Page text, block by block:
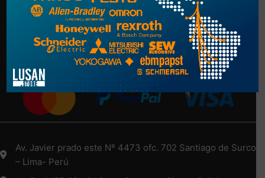
Nosotros
Más Información Aquí
Medios de Pago
Av. Javier prado este Nº 4473 ofc. 702 Santiago de Surco
– Lima- Perú